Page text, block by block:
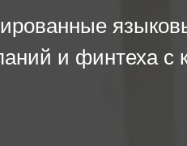
и финтеха с